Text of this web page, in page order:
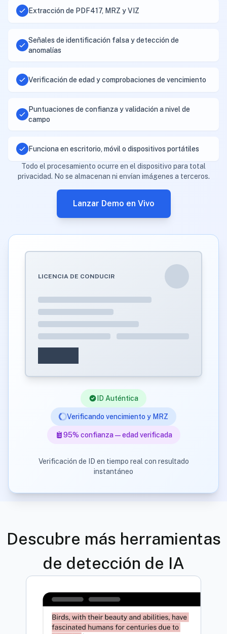
Extracción de PDF417, MRZ y VIZ
Señales de identificación falsa y detección de
anomalías
Verificación de edad y comprobaciones de vencimiento
Puntuaciones de confianza y validación a nivel de
campo
Funciona en escritorio, móvil o dispositivos portátiles
Todo el procesamiento ocurre en el dispositivo para total
privacidad. No se almacenan ni envían imágenes a terceros.
Lanzar Demo en Vivo
LICENCIA DE CONDUCIR
ID Auténtica
Verificando vencimiento y MRZ
95% confianza — edad verificada
Verificación de ID en tiempo real con resultado
instantáneo
Descubre más herramientas
de detección de IA